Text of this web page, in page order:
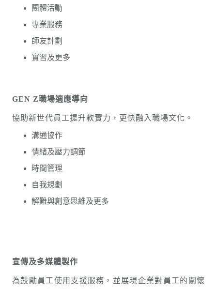
團體活動
專業服務
師友計劃
實習及更多
GEN Z職場適應導向
協助新世代員工提升軟實力，更快融入職場文化。
溝通協作
情緒及壓力調節
時間管理
自我規劃
解難與創意思維及更多
宣傳及多媒體製作
為鼓勵員工使用支援服務，並展現企業對員工的關懷